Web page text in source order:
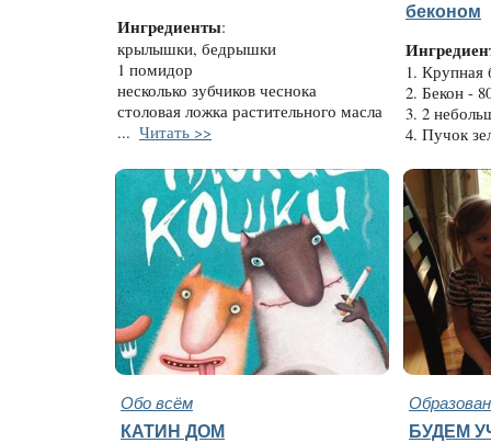
Ингредиенты:
крылышки, бедрышки
1 помидор
несколько зубчиков чеснока
столовая ложка растительного масла
... Читать >>
беконом
1. Крупная
2. Бекон -
3. 2
4. Пучок
Обо всём
КАТИН ДОМ
БУДЕМ